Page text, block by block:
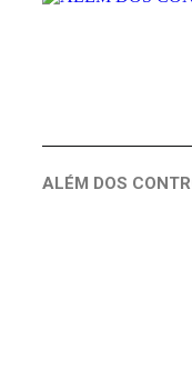
ALÉM DOS